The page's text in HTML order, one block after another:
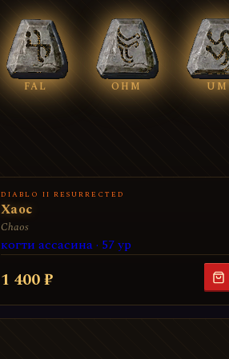
FAL OHM UM
DIABLO II RESURRECTED
Хаос
Chaos
когти ассасина · 57 ур
1 400 ₽